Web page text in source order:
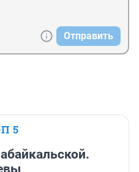
Отправить
5